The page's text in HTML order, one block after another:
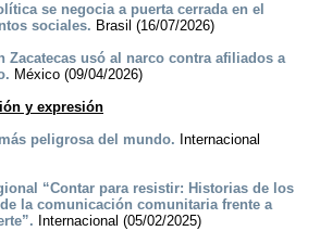
se negocia a puerta cerrada en el
sociales. Brasil (16/07/2026)
Zacatecas usó al narco contra afiliados a
México (09/04/2026)
y expresión
peligrosa del mundo. Internacional
“Contar para resistir: Historias de los
la comunicación comunitaria frente a
Internacional (05/02/2025)